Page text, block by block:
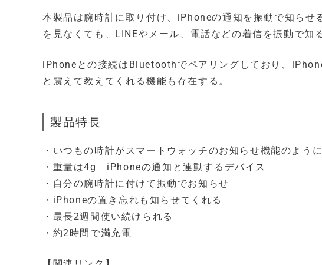
本製品は腕時計に取り付け、iPhoneの通知を振動で知ら
を見なくても、LINEやメール、電話などの着信を振動で知
iPhoneとの接続はBluetoothでペアリングしており、
と震えて教えてくれる機能も存在する。
製品特長
・いつもの時計がスマートウォッチのお知らせ機能のよう
・重量は4g iPhoneの通知と連動するデバイス
・自分の腕時計に付けて振動でお知らせ
・iPhoneの置き忘れも知らせてくれる
・最長2週間使い続けられる
・約2時間で満充電